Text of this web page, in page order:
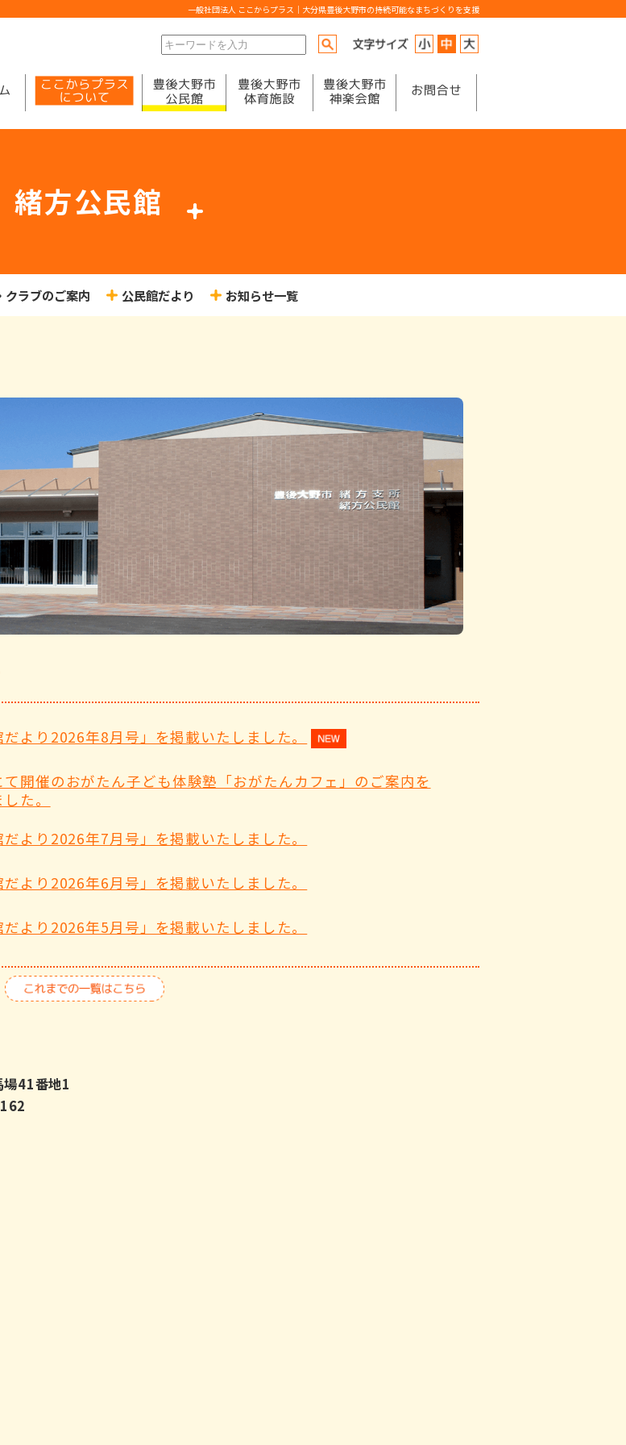
一般社団法人 ここからプラス｜大分県豊後大野市の持続可能なまちづくりを支援
緒方公民館
クラブのご案内 公民館だより お知らせ一覧
だより2026年8月号」を掲載いたしました。
開催のおがたん子ども体験塾「おがたんカフェ」のご案内を
た。
だより2026年7月号」を掲載いたしました。
だより2026年6月号」を掲載いたしました。
だより2026年5月号」を掲載いたしました。
場41番地1